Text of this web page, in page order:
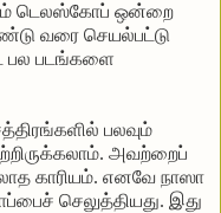
டெலஸ்கோப் ஒன்றை
வரை செயல்பட்டு
பல படங்களை
பலவும்
. அவற்றைப்
காரியம். எனவே நாஸா
செலுத்தியது. இது